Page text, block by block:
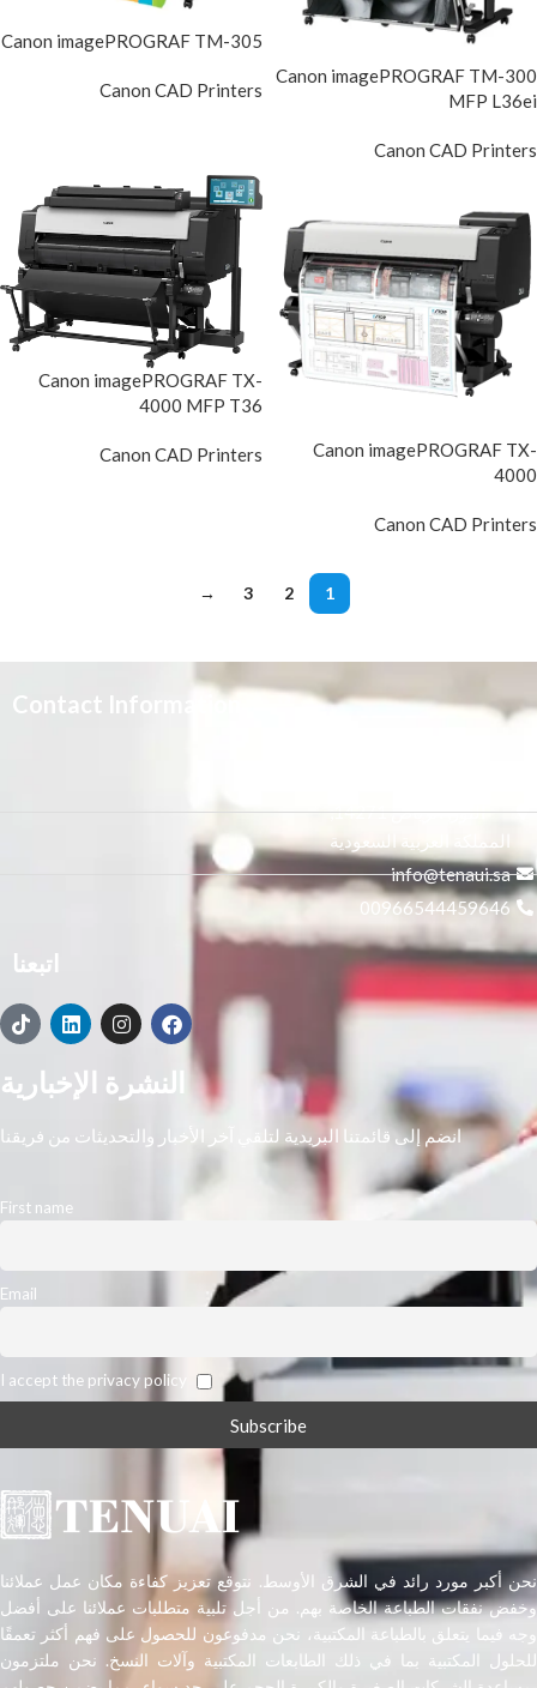
Canon imagePROGRAF TM-300
MFP L36ei
Canon CAD Printers
Canon imagePROGRAF TM-305
Canon CAD Printers
Canon imagePROGRAF TX-
4000
Canon CAD Printers
Canon imagePROGRAF TX-
4000 MFP T36
Canon CAD Printers
1
2
3
→
Contact Information
النور, الرياض 14271,
المملكة العربية السعودية
info@tenaui.sa
00966544459646
اتبعنا
النشرة الإخبارية
انضم إلى قائمتنا البريدية لتلقي آخر الأخبار والتحديثات من فريقنا
First name
Email
نحن أكبر مورد رائد في الشرق الأوسط. نتوقع تعزيز كفاءة مكان عمل عملائنا
وخفض نفقات الطباعة الخاصة بهم. من أجل تلبية متطلبات عملائنا على أفضل
وجه فيما يتعلق بالطباعة المكتبية، نحن مدفوعون للحصول على فهم أكثر تعمقًا
للحلول المكتبية بما في ذلك الطابعات المكتبية وآلات النسخ. نحن ملتزمون